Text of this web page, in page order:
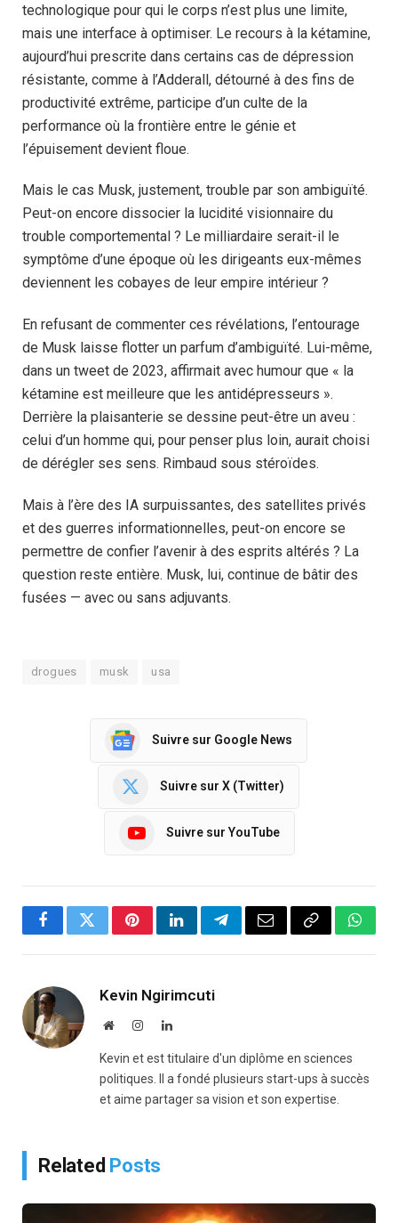
technologique pour qui le corps n’est plus une limite,
mais une interface à optimiser. Le recours à la kétamine,
aujourd’hui prescrite dans certains cas de dépression
résistante, comme à l’Adderall, détourné à des fins de
productivité extrême, participe d’un culte de la
performance où la frontière entre le génie et
l’épuisement devient floue.
Mais le cas Musk, justement, trouble par son ambiguïté.
Peut-on encore dissocier la lucidité visionnaire du
trouble comportemental ? Le milliardaire serait-il le
symptôme d’une époque où les dirigeants eux-mêmes
deviennent les cobayes de leur empire intérieur ?
En refusant de commenter ces révélations, l’entourage
de Musk laisse flotter un parfum d’ambiguïté. Lui-même,
dans un tweet de 2023, affirmait avec humour que « la
kétamine est meilleure que les antidépresseurs ».
Derrière la plaisanterie se dessine peut-être un aveu :
celui d’un homme qui, pour penser plus loin, aurait choisi
de dérégler ses sens. Rimbaud sous stéroïdes.
Mais à l’ère des IA surpuissantes, des satellites privés
et des guerres informationnelles, peut-on encore se
permettre de confier l’avenir à des esprits altérés ? La
question reste entière. Musk, lui, continue de bâtir des
fusées — avec ou sans adjuvants.
drogues musk usa
Suivre sur Google News
Suivre sur X (Twitter)
Suivre sur YouTube
FacebookTwitterPinterestLinkedInTelegramEmail Copy
Kevin Ngirimcuti
WebsiteInstagramLinkedIn
Kevin et est titulaire d'un diplôme en sciences
politiques. Il a fondé plusieurs start-ups à succès
et aime partager sa vision et son expertise.
Related Posts